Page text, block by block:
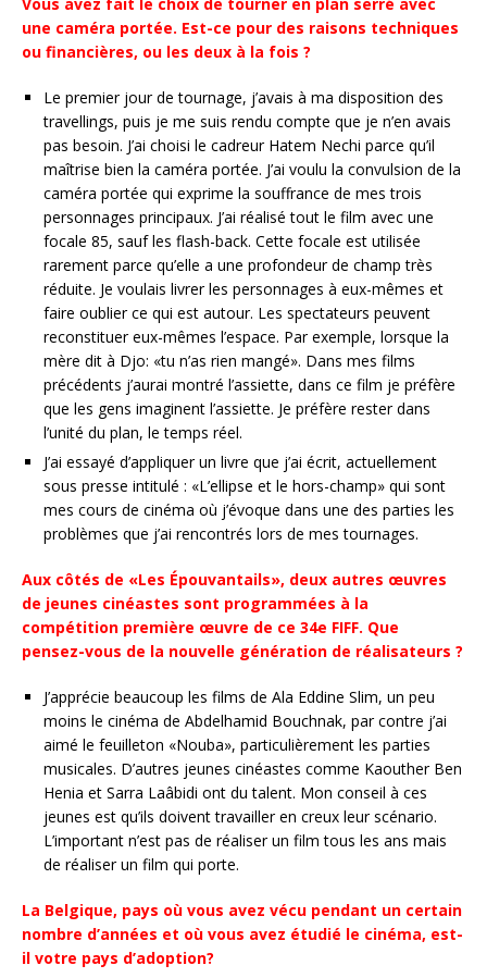
Vous avez fait le choix de tourner en plan serré avec
une caméra portée. Est-ce pour des raisons techniques
ou financières, ou les deux à la fois ?
Le premier jour de tournage, j’avais à ma disposition des
travellings, puis je me suis rendu compte que je n’en avais
pas besoin. J’ai choisi le cadreur Hatem Nechi parce qu’il
maîtrise bien la caméra portée. J’ai voulu la convulsion de la
caméra portée qui exprime la souffrance de mes trois
personnages principaux. J’ai réalisé tout le film avec une
focale 85, sauf les flash-back. Cette focale est utilisée
rarement parce qu’elle a une profondeur de champ très
réduite. Je voulais livrer les personnages à eux-mêmes et
faire oublier ce qui est autour. Les spectateurs peuvent
reconstituer eux-mêmes l’espace. Par exemple, lorsque la
mère dit à Djo: «tu n’as rien mangé». Dans mes films
précédents j’aurai montré l’assiette, dans ce film je préfère
que les gens imaginent l’assiette. Je préfère rester dans
l’unité du plan, le temps réel.
J’ai essayé d’appliquer un livre que j’ai écrit, actuellement
sous presse intitulé : «L’ellipse et le hors-champ» qui sont
mes cours de cinéma où j’évoque dans une des parties les
problèmes que j’ai rencontrés lors de mes tournages.
Aux côtés de «Les Épouvantails», deux autres œuvres
de jeunes cinéastes sont programmées à la
compétition première œuvre de ce 34e FIFF. Que
pensez-vous de la nouvelle génération de réalisateurs ?
J’apprécie beaucoup les films de Ala Eddine Slim, un peu
moins le cinéma de Abdelhamid Bouchnak, par contre j’ai
aimé le feuilleton «Nouba», particulièrement les parties
musicales. D’autres jeunes cinéastes comme Kaouther Ben
Henia et Sarra Laâbidi ont du talent. Mon conseil à ces
jeunes est qu’ils doivent travailler en creux leur scénario.
L’important n’est pas de réaliser un film tous les ans mais
de réaliser un film qui porte.
La Belgique, pays où vous avez vécu pendant un certain
nombre d’années et où vous avez étudié le cinéma, est-
il votre pays d’adoption?